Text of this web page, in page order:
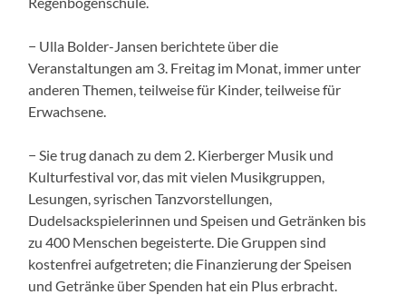
− Ulla Bolder-Jansen berichtete über die
Veranstaltungen am 3. Freitag im Monat, immer unter
anderen Themen, teilweise für Kinder, teilweise für
Erwachsene.
− Sie trug danach zu dem 2. Kierberger Musik und
Kulturfestival vor, das mit vielen Musikgruppen,
Lesungen, syrischen Tanzvorstellungen,
Dudelsackspielerinnen und Speisen und Getränken bis
zu 400 Menschen begeisterte. Die Gruppen sind
kostenfrei aufgetreten; die Finanzierung der Speisen
und Getränke über Spenden hat ein Plus erbracht.